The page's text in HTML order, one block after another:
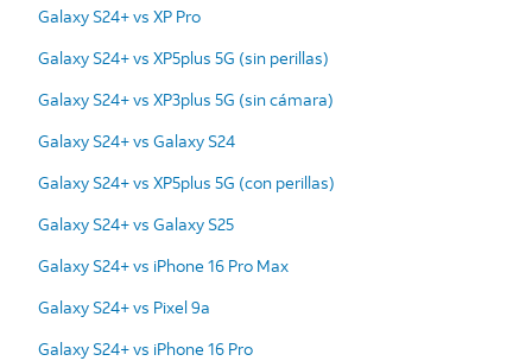
Galaxy S24+ vs XP Pro
Galaxy S24+ vs XP5plus 5G (sin perillas)
Galaxy S24+ vs XP3plus 5G (sin cámara)
Galaxy S24+ vs Galaxy S24
Galaxy S24+ vs XP5plus 5G (con perillas)
Galaxy S24+ vs Galaxy S25
Galaxy S24+ vs iPhone 16 Pro Max
Galaxy S24+ vs Pixel 9a
Galaxy S24+ vs iPhone 16 Pro